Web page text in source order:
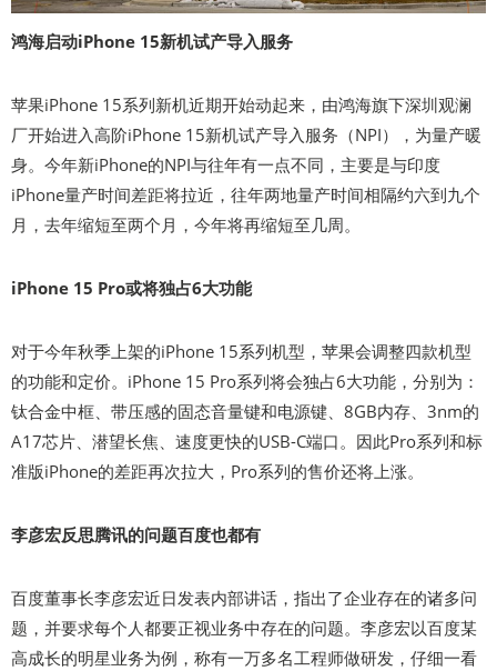
鸿海启动iPhone 15新机试产导入服务
苹果iPhone 15系列新机近期开始动起来，由鸿海旗下深圳观澜
厂开始进入高阶iPhone 15新机试产导入服务（NPI），为量产暖
身。今年新iPhone的NPI与往年有一点不同，主要是与印度
iPhone量产时间差距将拉近，往年两地量产时间相隔约六到九个
月，去年缩短至两个月，今年将再缩短至几周。
iPhone 15 Pro或将独占6大功能
对于今年秋季上架的iPhone 15系列机型，苹果会调整四款机型
的功能和定价。iPhone 15 Pro系列将会独占6大功能，分别为：
钛合金中框、带压感的固态音量键和电源键、8GB内存、3nm的
A17芯片、潜望长焦、速度更快的USB-C端口。因此Pro系列和标
准版iPhone的差距再次拉大，Pro系列的售价还将上涨。
李彦宏反思腾讯的问题百度也都有
百度董事长李彦宏近日发表内部讲话，指出了企业存在的诸多问
题，并要求每个人都要正视业务中存在的问题。李彦宏以百度某
高成长的明星业务为例，称有一万多名工程师做研发，仔细一看